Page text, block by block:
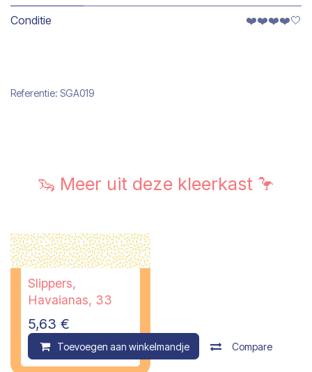
Conditie ❤️❤️❤️❤️🤍
Referentie: SGA019
🦦 Meer uit deze kleerkast 🦩
Slippers,
Havaianas, 33
5,63 €
Toevoegen aan winkelmandje Compare